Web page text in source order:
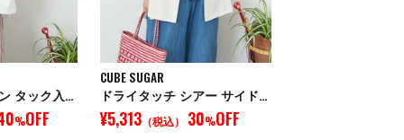
冷感天竺 ドルマン タック入り プルオーバー Tシャツ
%OFF
CUBE SUGAR
ドライタッチ シアー サイドスリット テーラード ジャケット
¥5,313 （税込） 30%OFF